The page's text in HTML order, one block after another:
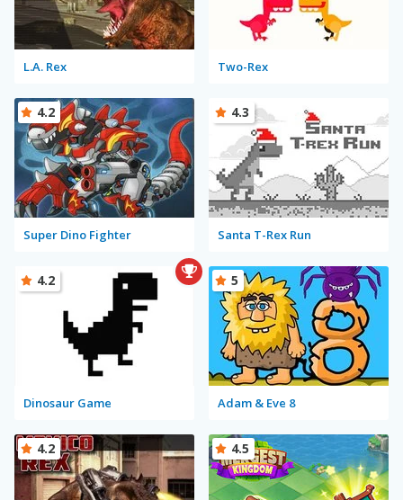
L.A. Rex Two-Rex
Super Dino Fighter
4.2
Santa T-Rex Run
4.3
Dinosaur Game
4.2
Adam & Eve 8
5
4.2 4.5